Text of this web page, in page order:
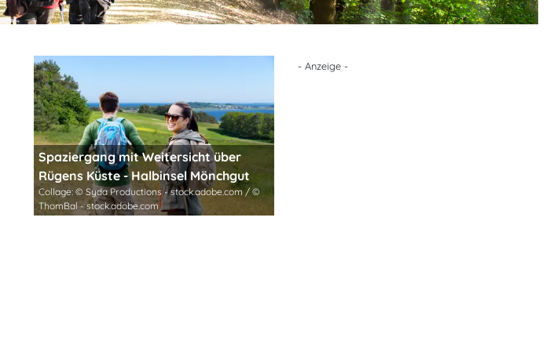
Spaziergang mit Weitersicht über
Rügens Küste - Halbinsel Mönchgut
Collage: © Syda Productions - stock.adobe.com / ©
ThomBal - stock.adobe.com
- Anzeige -